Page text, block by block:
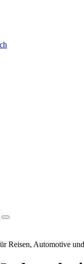
Search
Reisen, Automotive